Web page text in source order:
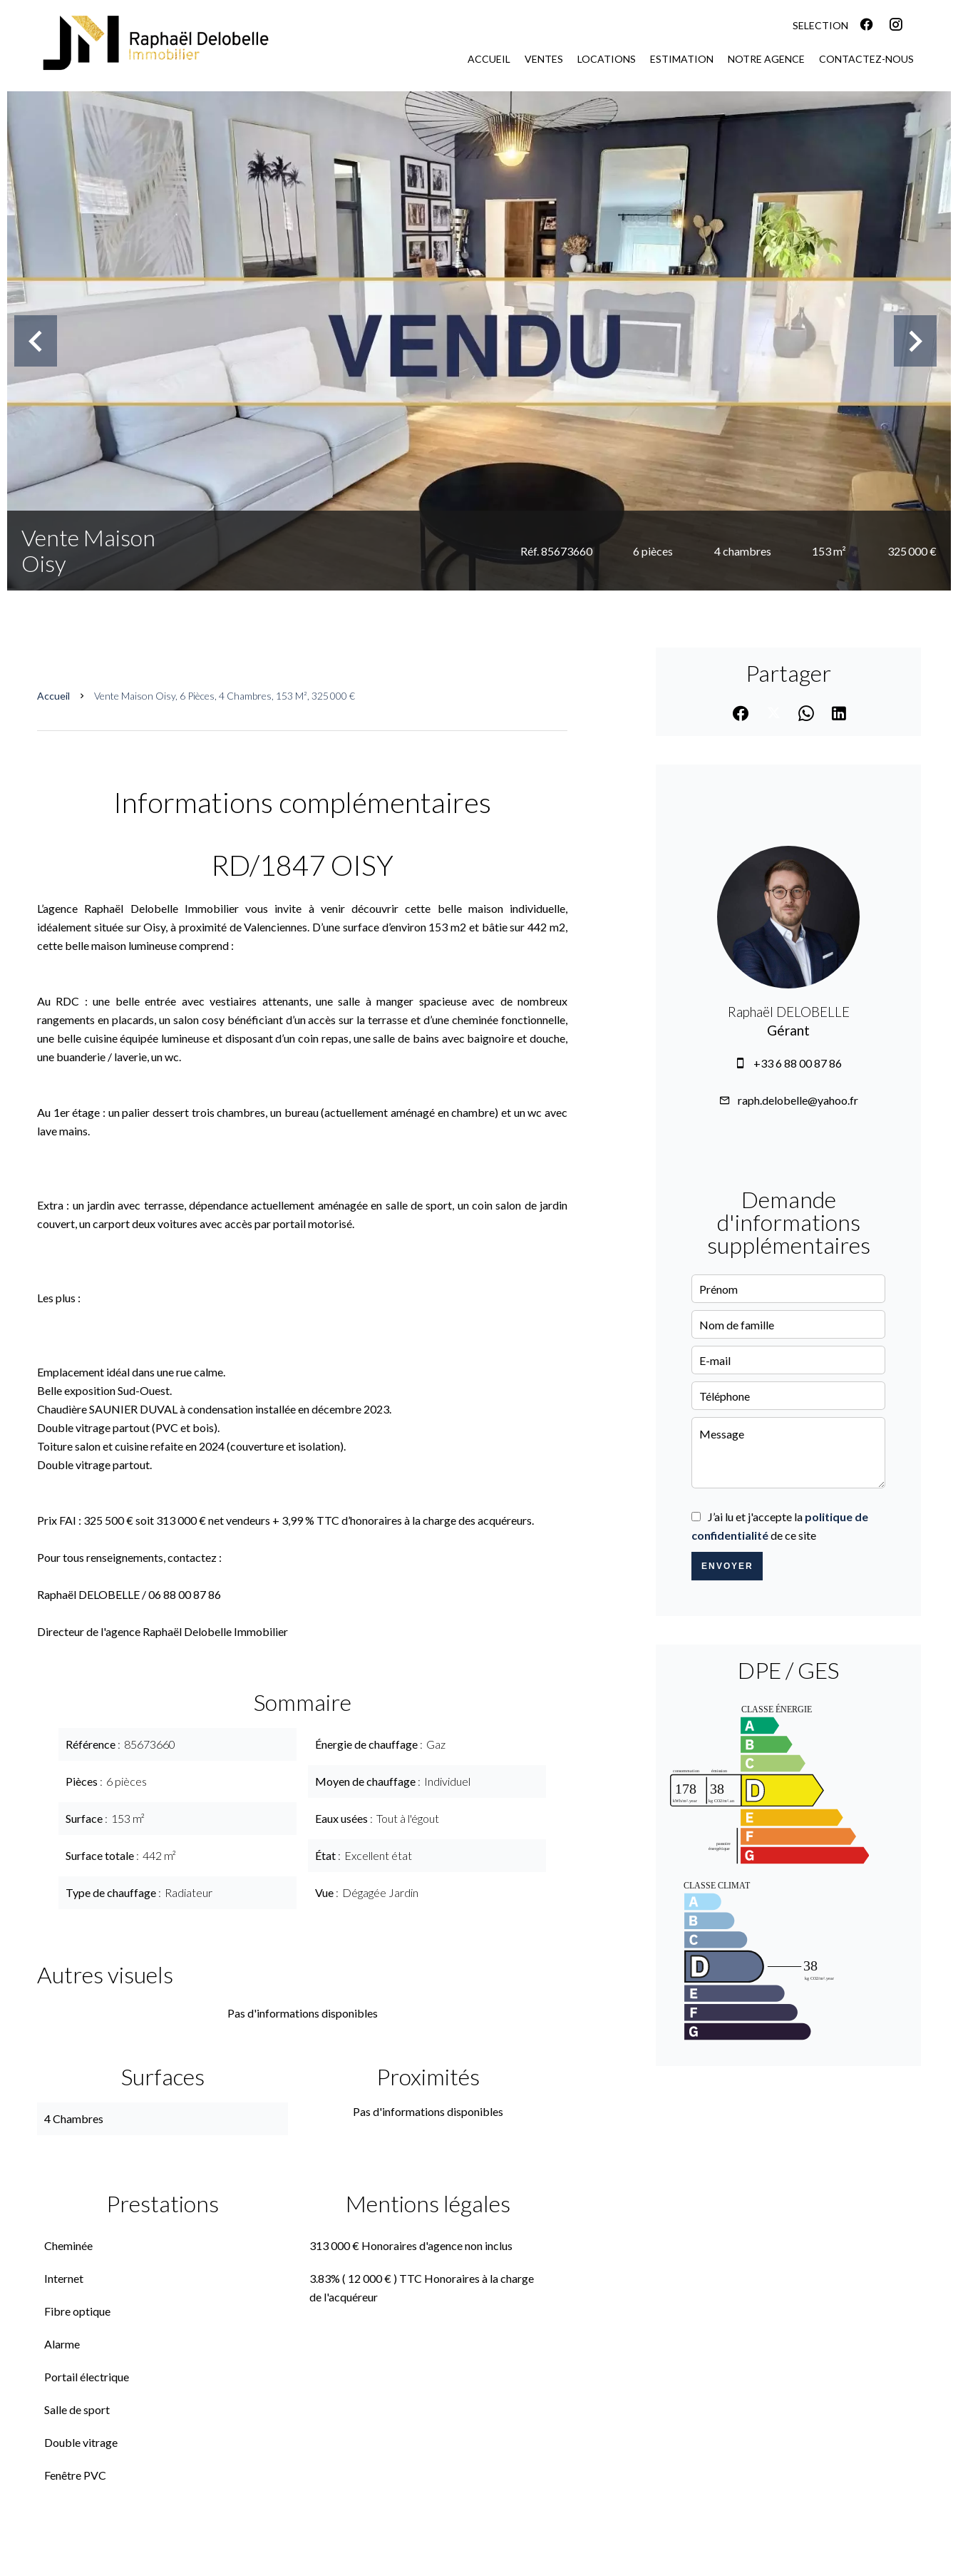
SELECTION
ACCUEIL VENTES LOCATIONS ESTIMATION NOTRE AGENCE CONTACTEZ-NOUS
Vente Maison
Oisy
Réf. 85673660 6 pièces 4 chambres 153 m² 325 000 €
Accueil Vente Maison Oisy, 6 Pièces, 4 Chambres, 153 M², 325 000 €
Informations complémentaires
RD/1847 OISY
L’agence Raphaël Delobelle Immobilier vous invite à venir découvrir cette belle maison individuelle,
idéalement située sur Oisy, à proximité de Valenciennes. D’une surface d’environ 153 m2 et bâtie sur 442 m2,
cette belle maison lumineuse comprend :
Au RDC : une belle entrée avec vestiaires attenants, une salle à manger spacieuse avec de nombreux
rangements en placards, un salon cosy bénéficiant d’un accès sur la terrasse et d’une cheminée fonctionnelle,
une belle cuisine équipée lumineuse et disposant d’un coin repas, une salle de bains avec baignoire et douche,
une buanderie / laverie, un wc.
Au 1er étage : un palier dessert trois chambres, un bureau (actuellement aménagé en chambre) et un wc avec
lave mains.
Extra : un jardin avec terrasse, dépendance actuellement aménagée en salle de sport, un coin salon de jardin
couvert, un carport deux voitures avec accès par portail motorisé.
Les plus :
Emplacement idéal dans une rue calme.
Belle exposition Sud-Ouest.
Chaudière SAUNIER DUVAL à condensation installée en décembre 2023.
Double vitrage partout (PVC et bois).
Toiture salon et cuisine refaite en 2024 (couverture et isolation).
Double vitrage partout.
Prix FAI : 325 500 € soit 313 000 € net vendeurs + 3,99 % TTC d’honoraires à la charge des acquéreurs.
Pour tous renseignements, contactez :
Raphaël DELOBELLE / 06 88 00 87 86
Directeur de l'agence Raphaël Delobelle Immobilier
Sommaire
Référence 85673660
Pièces 6 pièces
Surface 153 m²
Surface totale 442 m²
Type de chauffage Radiateur
Énergie de chauffage Gaz
Moyen de chauffage Individuel
Eaux usées Tout à l'égout
État Excellent état
Vue Dégagée Jardin
Autres visuels
Pas d'informations disponibles
Surfaces
4 Chambres
Proximités
Pas d'informations disponibles
Prestations
Cheminée
Internet
Fibre optique
Alarme
Portail électrique
Salle de sport
Double vitrage
Fenêtre PVC
Mentions légales
313 000 € Honoraires d'agence non inclus
3.83% ( 12 000 € ) TTC Honoraires à la charge
de l'acquéreur
Partager
Raphaël DELOBELLE
Gérant
+33 6 88 00 87 86
raph.delobelle@yahoo.fr
Demande
d'informations
supplémentaires
J’ai lu et j'accepte la politique de
confidentialitéde ce site
ENVOYER
DPE / GES